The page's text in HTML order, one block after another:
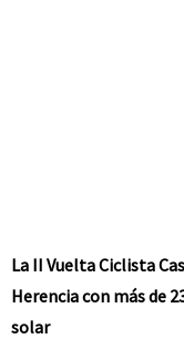
La II Vuelta Ciclista
Herencia con más de
solar